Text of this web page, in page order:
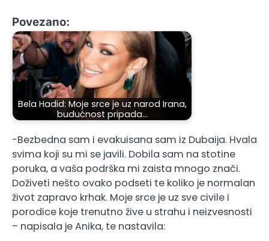
Povezano:
Bela Hadid: Moje srce je uz narod Irana,
budućnost pripada…
-Bezbedna sam i evakuisana sam iz Dubaija. Hvala
svima koji su mi se javili. Dobila sam na stotine
poruka, a vaša podrška mi zaista mnogo znači.
Doživeti nešto ovako podseti te koliko je normalan
život zapravo krhak. Moje srce je uz sve civile i
porodice koje trenutno žive u strahu i neizvesnosti
– napisala je Anika, te nastavila: